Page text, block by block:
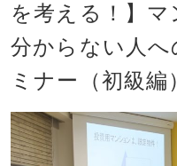
を考える！】マ
分からない人
ミナー（初級編